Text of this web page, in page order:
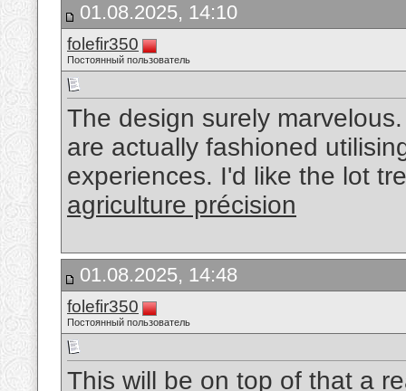
01.08.2025, 14:10
folefir350
Постоянный пользователь
The design surely
are actually fashioned
experiences. I'd like the lot
agriculture précision
01.08.2025, 14:48
folefir350
Постоянный пользователь
This will be on top of that a